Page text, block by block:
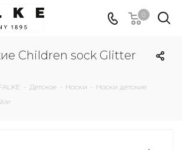
0
Children sock Glitter
- Детское - Носки - Носки детские